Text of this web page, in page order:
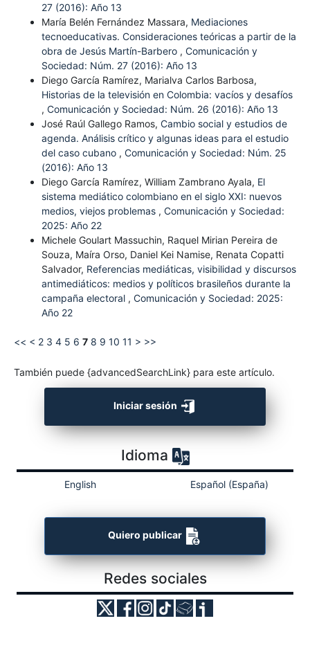
27 (2016): Año 13
María Belén Fernández Massara, Mediaciones
tecnoeducativas. Consideraciones teóricas a partir de la
obra de Jesús Martín-Barbero , Comunicación y
Sociedad: Núm. 27 (2016): Año 13
Diego García Ramírez, Marialva Carlos Barbosa,
Historias de la televisión en Colombia: vacíos y desafíos
, Comunicación y Sociedad: Núm. 26 (2016): Año 13
José Raúl Gallego Ramos, Cambio social y estudios de
agenda. Análisis crítico y algunas ideas para el estudio
del caso cubano , Comunicación y Sociedad: Núm. 25
(2016): Año 13
Diego García Ramírez, William Zambrano Ayala, El
sistema mediático colombiano en el siglo XXI: nuevos
medios, viejos problemas , Comunicación y Sociedad:
2025: Año 22
Michele Goulart Massuchin, Raquel Mirian Pereira de
Souza, Maíra Orso, Daniel Kei Namise, Renata Copatti
Salvador, Referencias mediáticas, visibilidad y discursos
antimediáticos: medios y políticos brasileños durante la
campaña electoral , Comunicación y Sociedad: 2025:
Año 22
<< < 2 3 4 5 6 7 8 9 10 11 > >>
También puede {advancedSearchLink} para este artículo.
Iniciar sesión
Idioma
English Español (España)
Quiero publicar
Redes sociales